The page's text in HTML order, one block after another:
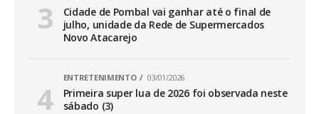
Cidade de Pombal vai ganhar até o final de
julho, unidade da Rede de Supermercados
Novo Atacarejo
ENTRETENIMENTO 03/01/2026
Primeira super lua de 2026 foi observada neste
sábado (3)